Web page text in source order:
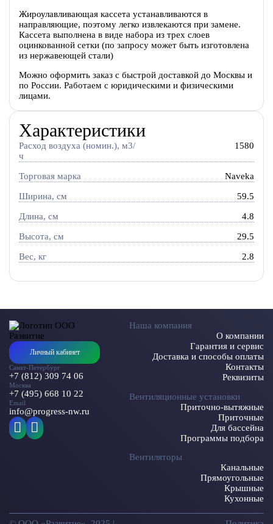
Жироулавливающая кассета устанавливаются в
направляющие, поэтому легко извлекаются при замене.
Кассета выполнена в виде набора из трех слоев
оцинкованной сетки (по запросу может быть изготовлена
из нержавеющей стали)
Можно оформить заказ с быстрой доставкой до Москвы и
по России. Работаем с юридическими и физическими
лицами.
Характеристики
Расход воздуха (номин.), м3/
ч
1580
Торговая марка Naveka
Ширина, см 59.5
Длина, см 4.8
Высота, см 29.5
Вес, кг 2.8
Личный кабинет
Санкт-Петербург
+7 (812) 309 74 06
Москва
+7 (495) 668 10 22
Email
info@progress-nw.ru
Наша компания
О компании
Гарантия и сервис
Доставка и способы оплаты
Контакты
Реквизиты
Вентиляционные установки
Приточно-вытяжные
Приточные
Для бассейна
Программы подбора
Вентиляторы
Канальные
Прямоугольные
Крышные
Кухонные